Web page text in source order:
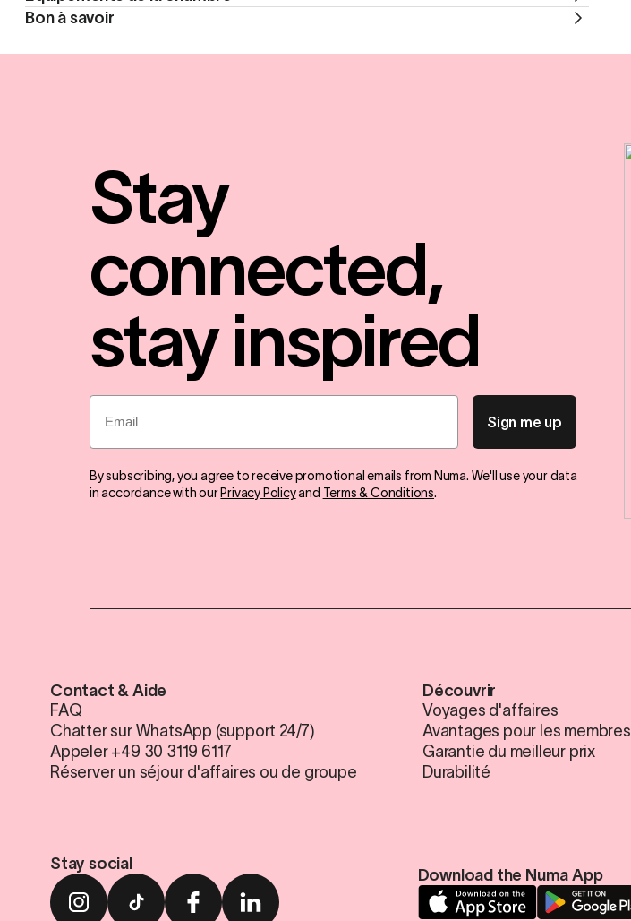
Bon à savoir
Stay
connected,
stay inspired
Email
Sign me up
By subscribing, you agree to receive promotional emails from Numa. We'll use your data
in accordance with our Privacy Policyand Terms & Conditions.
Contact & Aide
FAQ
Chatter sur WhatsApp (support 24/7)
Appeler +49 30 3119 6117
Réserver un séjour d'affaires ou de groupe
Découvrir
Voyages d'affaires
Avantages pour les membres
Garantie du meilleur prix
Durabilité
Stay social
Download the Numa App